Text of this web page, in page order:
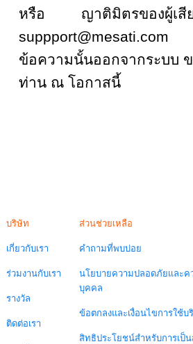
หรือ ญาติมิตรของ
suppport@mesati.com
ข้อความนั้นออกจากระบบ
ท่าน ณ โอกาสนี้
บริษัท
เกี่ยวกับเรา
ร่วมงานกับเรา
รางวัล
ติดต่อเรา
ส่วนช่วยเหลือ
คำถามที่พบบ่อย
นโยบายความปลอดภัยและค
บุคคล
ข้อตกลงและเงื่อนไขการใช้บ
สิทธิประโยชน์สำหรับการเป็